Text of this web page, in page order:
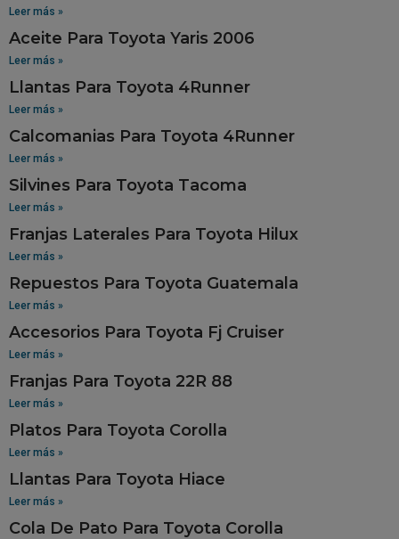
Leer más »
Aceite Para Toyota Yaris 2006
Leer más »
Llantas Para Toyota 4Runner
Leer más »
Calcomanias Para Toyota 4Runner
Leer más »
Silvines Para Toyota Tacoma
Leer más »
Franjas Laterales Para Toyota Hilux
Leer más »
Repuestos Para Toyota Guatemala
Leer más »
Accesorios Para Toyota Fj Cruiser
Leer más »
Franjas Para Toyota 22R 88
Leer más »
Platos Para Toyota Corolla
Leer más »
Llantas Para Toyota Hiace
Leer más »
Cola De Pato Para Toyota Corolla